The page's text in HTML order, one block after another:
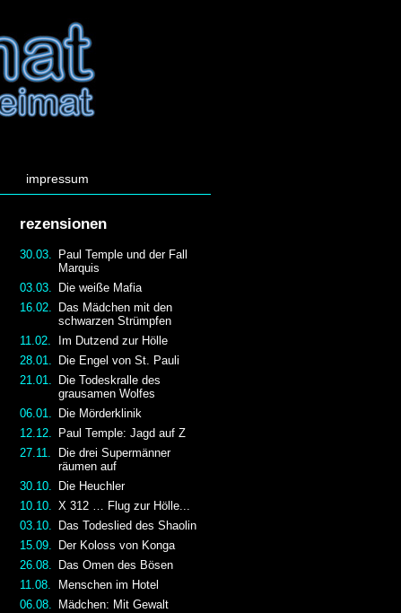
impressum
rezensionen
30.03.
Paul Temple und der Fall
Marquis
03.03.
Die weiße Mafia
16.02.
Das Mädchen mit den
schwarzen Strümpfen
11.02.
Im Dutzend zur Hölle
28.01.
Die Engel von St. Pauli
21.01.
Die Todeskralle des
grausamen Wolfes
06.01.
Die Mörderklinik
12.12.
Paul Temple: Jagd auf Z
27.11.
Die drei Supermänner
räumen auf
30.10.
Die Heuchler
10.10.
X 312 … Flug zur Hölle...
03.10.
Das Todeslied des Shaolin
15.09.
Der Koloss von Konga
26.08.
Das Omen des Bösen
11.08.
Menschen im Hotel
06.08.
Mädchen: Mit Gewalt